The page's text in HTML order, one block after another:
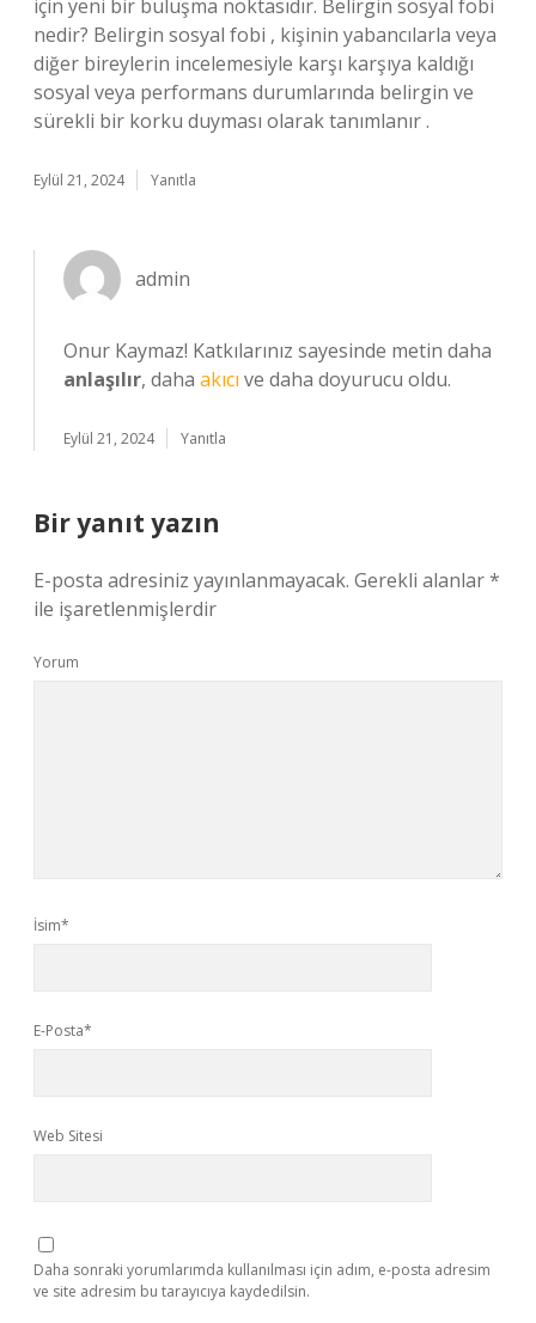
için yeni bir buluşma noktasıdır. Belirgin sosyal fobi
nedir? Belirgin sosyal fobi , kişinin yabancılarla veya
diğer bireylerin incelemesiyle karşı karşıya kaldığı
sosyal veya performans durumlarında belirgin ve
sürekli bir korku duyması olarak tanımlanır .
Eylül 21, 2024 Yanıtla
admin
Onur Kaymaz! Katkılarınız sayesinde metin daha
anlaşılır, daha akıcı ve daha doyurucu oldu.
Eylül 21, 2024 Yanıtla
Bir yanıt yazın
E-posta adresiniz yayınlanmayacak. Gerekli alanlar*
ile işaretlenmişlerdir
Yorum
İsim*
E-Posta*
Web Sitesi
Daha sonraki yorumlarımda kullanılması için adım, e-posta adresim
ve site adresim bu tarayıcıya kaydedilsin.